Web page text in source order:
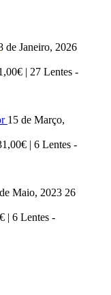
de Janeiro, 2026
| 27 Lentes -
15 de Março,
| 6 Lentes -
Maio, 2023 26
| 6 Lentes -